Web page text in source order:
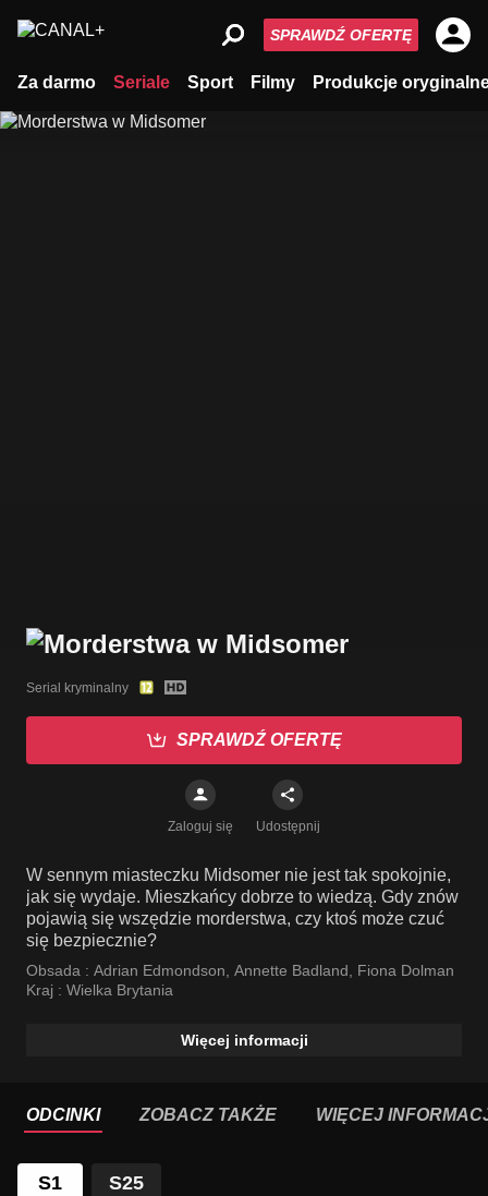
Za darmo Seriale Sport Filmy Produkcje
SPRAWDŹ OFERTĘ
Serial kryminalny
SPRAWDŹ OFERTĘ
Zaloguj się Udostępnij
W sennym miasteczku Midsomer nie jest tak spokojnie,
jak się wydaje. Mieszkańcy dobrze to wiedzą. Gdy znów
pojawią się wszędzie morderstwa, czy ktoś może czuć
się bezpiecznie?
Obsada : Adrian Edmondson, Annette Badland, Fiona Dolman
Kraj : Wielka Brytania
Więcej informacji
ODCINKI ZOBACZ TAKŻE WIĘCEJ
S1 S25